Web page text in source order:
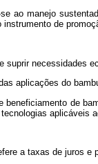
ao manejo
de
suprir necessidades
aplicações do
de
aplicáveis
a taxas de juros e